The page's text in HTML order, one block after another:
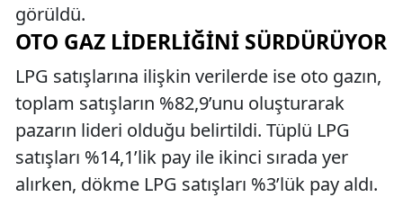
görüldü.
OTO GAZ LIDERLIĞINI SÜRDÜRÜYOR
LPG satışlarına ilişkin verilerde ise oto gazın,
toplam satışların %82,9’unu oluşturarak
pazarın lideri olduğu belirtildi. Tüplü LPG
satışları %14,1’lik pay ile ikinci sırada yer
alırken, dökme LPG satışları %3’lük pay aldı.